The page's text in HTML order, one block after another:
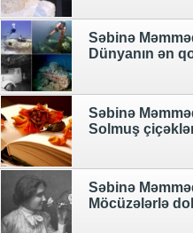
Səbinə
Dünyanın ən
Səbinə
Solmuş
Səbinə
Möcüzələrlə